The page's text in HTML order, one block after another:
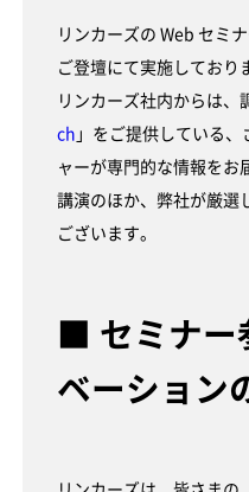
リンカーズの Web セミ
ご登壇にて実施しており
リンカーズ社内からは、
ch 」をご提供している
ャーが専門的な情報をお
講演のほか、弊社が厳選
ございます。
■ セミナー
ベーション